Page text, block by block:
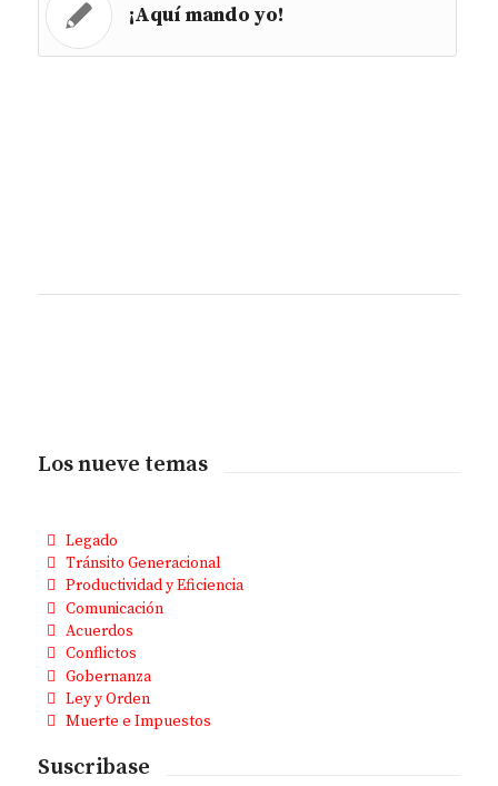
¡Aquí mando yo!
Los nueve temas
Legado
Tránsito Generacional
Productividad y Eficiencia
Comunicación
Acuerdos
Conflictos
Gobernanza
Ley y Orden
Muerte e Impuestos
Suscribase